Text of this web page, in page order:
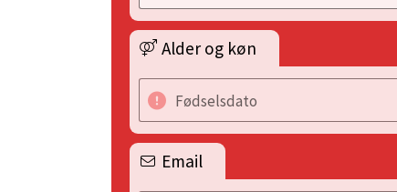
Alder og køn
Fødselsdato
Email